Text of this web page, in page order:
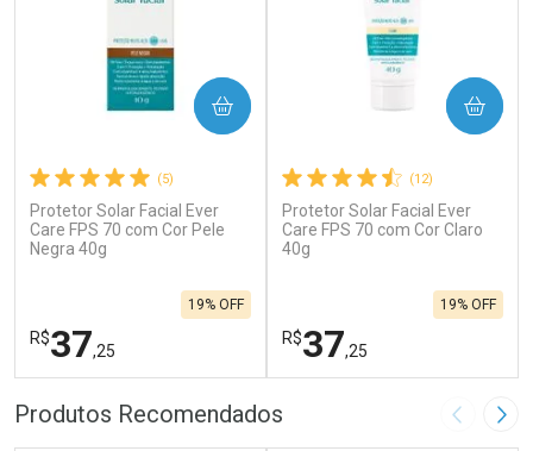
(5)
Protetor Solar Facial Ever
Care FPS 70 com Cor Pele
Negra 40g
R$37,25
19% OFF
COMPRAR
FECHAR
FECHAR
(12)
Protetor Solar Facial Ever
Care FPS 70 com Cor Claro
40g
R$37,25
19% OFF
COMPRAR
Produtos Recomendados Imagem